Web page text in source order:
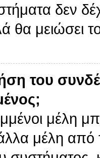
δεν
θα μειώσει
του
μέλη
μέλη